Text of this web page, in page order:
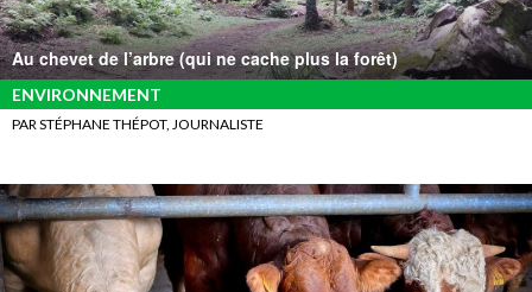
Au chevet de l’arbre (qui ne cache plus la forêt)
ENVIRONNEMENT
PAR STÉPHANE THÉPOT, JOURNALISTE